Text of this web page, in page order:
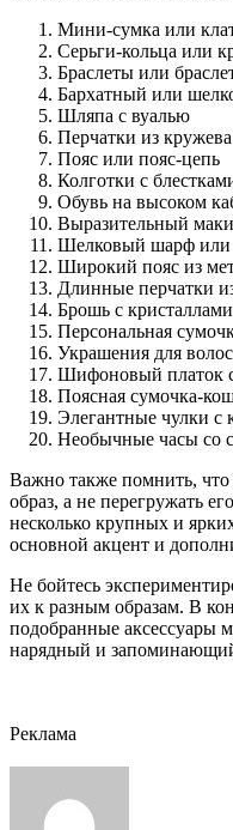
Мини-сумка или
Серьги-кольца или
Браслеты или
Бархатный или
Шляпа с вуалью
Перчатки из
Пояс или пояс-цепь
Колготки с
Обувь на высоком
Выразительный
Шелковый шарф или
Широкий пояс из
Длинные перчатки
Брошь с
Персональная
Украшения для
Шифоновый платок
Поясная сумочка-
Элегантные чулки с
Необычные часы со
Важно также помнить,
образ, а не перегружать
несколько крупных и
основной акцент и
Не бойтесь
их к разным образам. В
подобранные аксессуары
нарядный и
Реклама